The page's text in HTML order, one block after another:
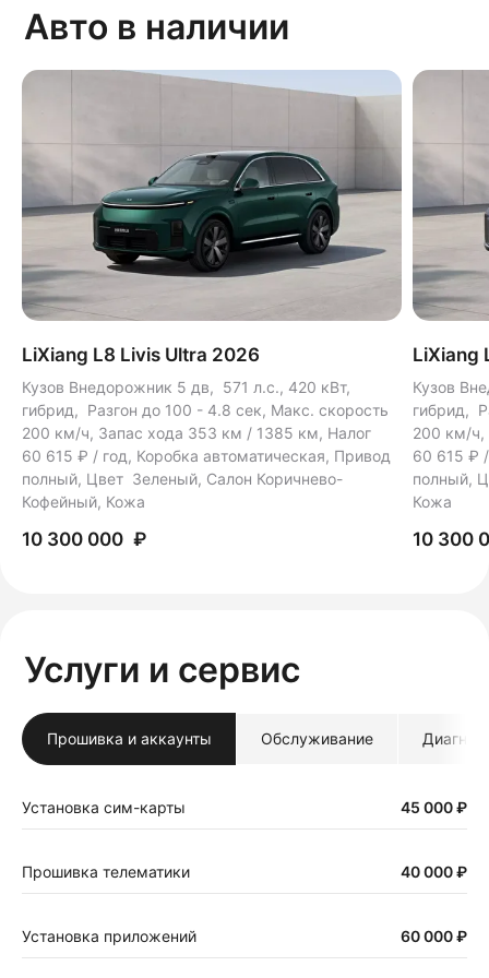
Авто в наличии
LiXiang L8 Livis Ultra 2026
Кузов Внедорожник 5 дв, 571 л.с., 420 кВт,
гибрид, Разгон до 100 - 4.8 сек, Макс. скорость
200 км/ч, Запас хода 353 км / 1385 км, Налог
60 615 ₽ / год, Коробка автоматическая, Привод
полный, Цвет Зеленый, Салон Коричнево-
Кофейный, Кожа
10 300 000 ₽
LiXiang
Кузов
гибрид,
200 км/ч,
60 615 ₽
полный,
Кожа
10 300
Услуги и сервис
Прошивка и аккаунты Обслуживание
Установка сим-карты 45 000 ₽
Прошивка телематики 40 000 ₽
Установка приложений 60 000 ₽